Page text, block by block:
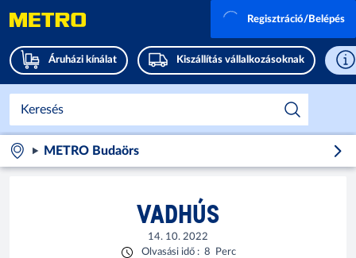
Áruházi kínálat Kiszállítás vállalkozásoknak
Regisztráció/Belépés
METRO Budaörs
VADHÚS
14. 10. 2022
Olvasási idő : 8 Perc